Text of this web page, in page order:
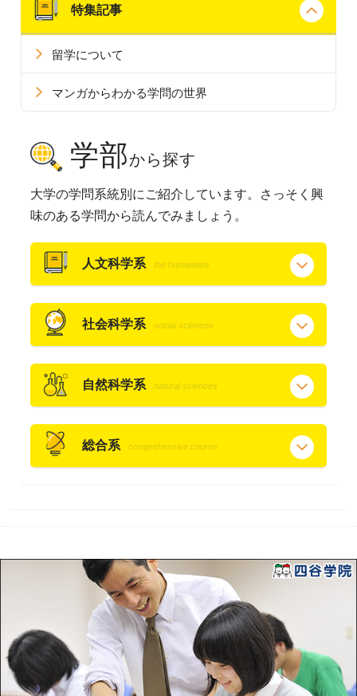
特集記事
留学について
マンガからわかる学問の世界
学部から探す
大学の学問系統別にご紹介しています。さっそく興
味のある学問から読んでみましょう。
人文科学系 the humanities
社会科学系 social sciences
自然科学系 natural sciences
総合系 comprehensive course